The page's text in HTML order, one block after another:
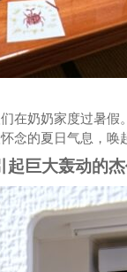
在奶奶家度过暑
的夏日气息，唤
起巨大轰动的